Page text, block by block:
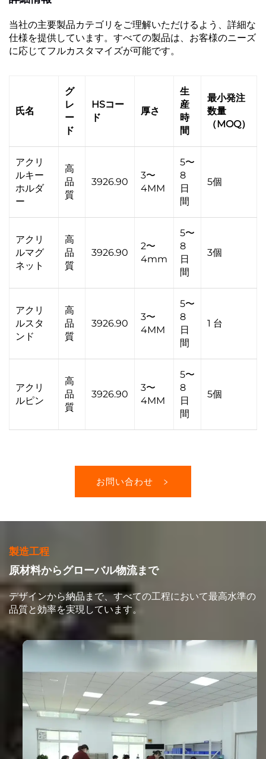
当社の主要製品カテゴリをご理解いただけるよう、詳細な
仕様を提供しています。すべての製品は、お客様のニーズ
に応じてフルカスタマイズが可能です。
氏名
グ
レ
ー
ド
HSコー
ド
厚さ
生
産
時
間
最小発注
数量
（MOQ）
アクリ
ルキー
ホルダ
ー
高
品
質
3926.90
3〜
4MM
5〜
8
日
間
5個
アクリ
ルマグ
ネット
高
品
質
3926.90
2〜
4mm
5〜
8
日
間
3個
アクリ
ルスタ
ンド
高
品
質
3926.90
3〜
4MM
5〜
8
日
間
1 台
アクリ
ルピン
高
品
質
3926.90
3〜
4MM
5〜
8
日
間
5個
お問い合わせ
製造工程
原材料からグローバル物流まで
デザインから納品まで、すべての工程において最高水準の
品質と効率を実現しています。